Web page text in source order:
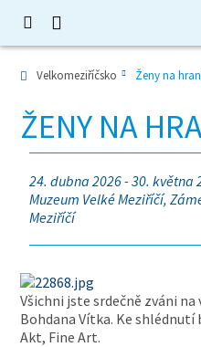
Velkomeziříčsko Ženy na
ŽENY NA
24. dubna 2026 - 30. května
Muzeum Velké Meziříčí,
Meziříčí
Všichni jste srdečně zváni
Bohdana Vítka. Ke
Akt, Fine Art.